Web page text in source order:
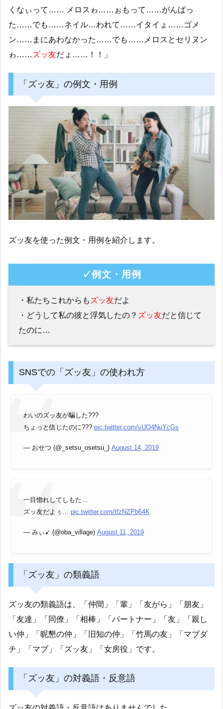
くなぃって…… メロスゎ……ぉもって……がんばっ
た……でも……ネイル…われて……イタイょ……ゴメ
ン……まにあわなかった……でも……メロスとセリヌン
ゎ…… ズッ友だょ……！！」
「ズッ友」の例文・用例
ズッ友を使った例文・用例を紹介します。
✓例文・用例
・私たちこれからも ズッ友だよ
・どうして私の彼と浮気したの？ ズッ友だと信じて
たのに…
SNSでの「ズッ友」の使われ方
わいのズッ友が騙した???
ちょっと信じたのに??? pic.twitter.com/vUO4NuYcGs
— おせつ (@_setsu_osetsu_) August 14, 2019
一目惚れしてしもた…
ズッ友だよぅ… pic.twitter.com/tfzNZPb64K
— みぃ➹ (@oba_village) August 11, 2019
「ズッ友」の類義語
ズッ友の類義語は、「仲間」「輩」「友がら」「朋友」
「友達」「同僚」「相棒」「パートナー」「友」「親し
い仲」「昵懇の仲」「旧知の仲」「竹馬の友」「マブダ
チ」「マブ」「ズッ友」「女房役」です。
「ズッ友」の対義語・反意語